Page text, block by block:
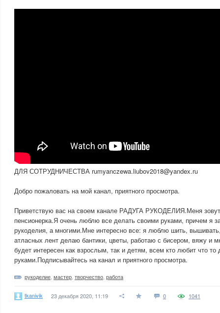
ДЛЯ СОТРУДНИЧЕСТВА rumyanczewa.liubov2018@yandex.ru
Добро пожаловать на мой канал, приятного просмотра.
Приветствую вас на своем канале РАДУГА РУКОДЕЛИЯ.Меня
пенсионерка.Я очень люблю все делать своими руками, причем я
рукоделия, а многими.Мне интересно все: я люблю шить,
атласных лент делаю бантики, цветы, работаю с бисером, вяжу и
будет интересен как взрослым, так и детям, всем кто любит что то
руками.Подписывайтесь на канал и приятного просмотра.
рукоделие мастер творчество работа
tkanivik 23 декабря 2020, 11:19 0 1041